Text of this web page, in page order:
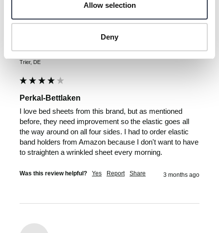
Allow selection
Deny
Gintare Sasnauskiene
Trier, DE
Perkal-Bettlaken
I love bed sheets from this brand, but as mentioned
before, they need improvement so the elastic goes all
the way around on all four sides. I had to order elastic
band holders from Amazon because I don't want to have
to straighten a wrinkled sheet every morning.
Was this review helpful? Yes Report Share 3 months ago